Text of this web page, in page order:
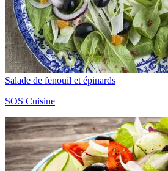
Salade de fenouil et épinards
SOS Cuisine